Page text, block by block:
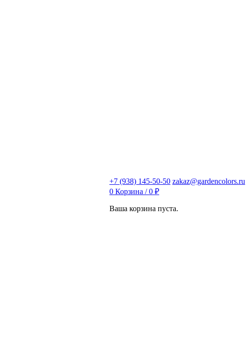
+7 (938) 145-50-50 zakaz@gardencolors.ru
0 Корзина /0 ₽
Ваша корзина пуста.